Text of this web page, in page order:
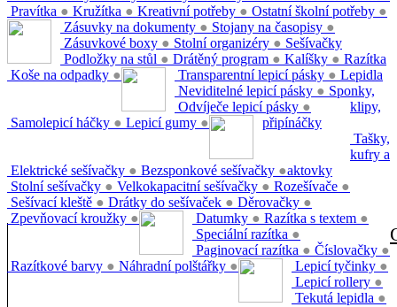
Pravítka ● Kružítka ● Kreativní potřeby ● Ostatní školní potřeby ●
Zásuvky na dokumenty ● Stojany na časopisy ●
Zásuvkové boxy ● Stolní organizéry ●
Podložky na stůl ● Drátěný program ● Kalíšky ●
Koše na odpadky ● Transparentní lepicí pásky ●
Neviditelné lepicí pásky ●
Odvíječe lepicí pásky ●
Samolepicí háčky ● Lepicí gumy ●
Sešívačky
Elektrické sešívačky ● Bezsponkové sešívačky ●
Stolní sešívačky ● Velkokapacitní sešívačky ● Rozešívače ●
Sešívací kleště ● Drátky do sešívaček ● Děrovačky ●
Zpevňovací kroužky ●
Razítka
Datumky ● Razítka s textem ●
Speciální razítka ●
Paginovací razítka ● Číslovačky ●
Razítkové barvy ● Náhradní polštářky ●
Lepidla
Lepicí tyčinky ●
Lepicí rollery ●
Tekutá lepidla ●
Sponky,
klipy,
připínáčky
Tašky,
kufry a
aktovky